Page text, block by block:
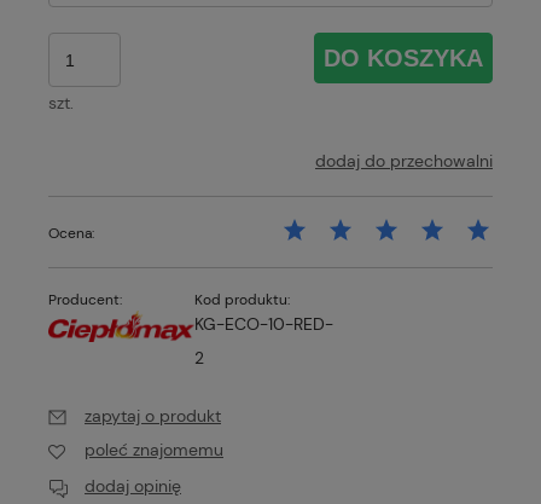
szt.
DO KOSZYKA
dodaj do przechowalni
Ocena:
Producent: Kod produktu:
KG-ECO-10-RED-
2
zapytaj o produkt
poleć znajomemu
dodaj opinię